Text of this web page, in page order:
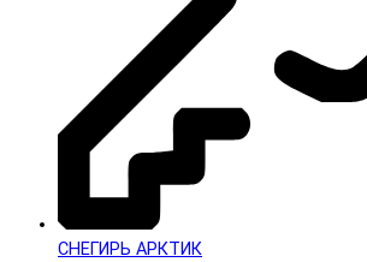
СНЕГИРЬ АРКТИК